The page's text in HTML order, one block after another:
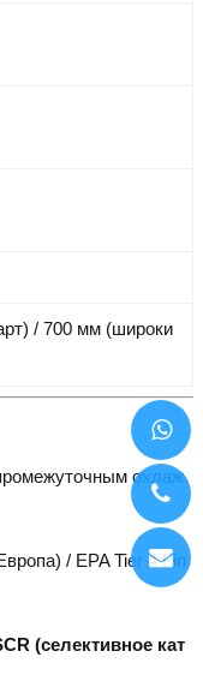
/ 700 мм (широки
охлаж
/ EPA Tier 4 Fin
(селективное кат